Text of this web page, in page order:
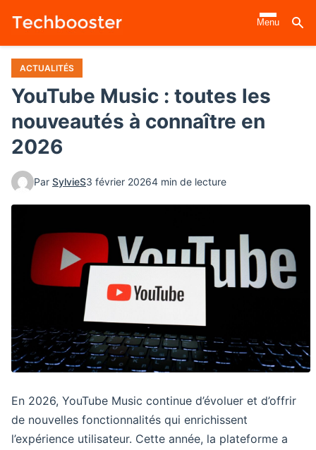
contenu
principal
Menu
ACTUALITÉS
YouTube Music : toutes les
nouveautés à connaître en
2026
Par SylvieS3 février 20264 min de lecture
En 2026, YouTube Music continue d’évoluer et d’offrir
de nouvelles fonctionnalités qui enrichissent
l’expérience utilisateur. Cette année, la plateforme a